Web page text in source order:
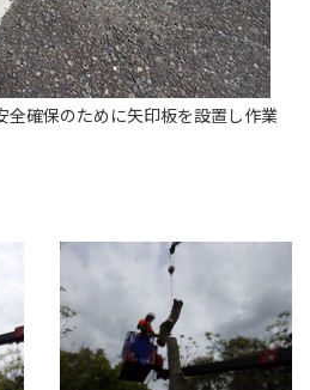
全確保のために矢印板を設置し作業